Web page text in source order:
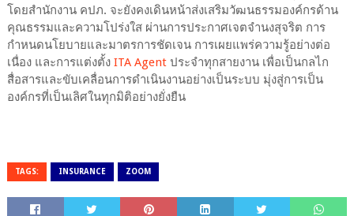
โดยสำนักงาน คปภ. จะยังคงเดินหน้าส่งเสริมวัฒนธรรมองค์กรด้าน
คุณธรรมและความโปร่งใส ผ่านการประกาศเจตจำนงสุจริต การ
กำหนดนโยบายและมาตรการชัดเจน การเผยแพร่ความรู้อย่างต่อ
เนื่อง และการแต่งตั้ง ITA Agentประจำทุกสายงาน เพื่อเป็นกลไก
สื่อสารและขับเคลื่อนการดำเนินงานอย่างเป็นระบบ มุ่งสู่การเป็น
องค์กรที่เป็นเลิศในทุกมิติอย่างยั่งยืน
TAGS: INSURANCE ZOOM